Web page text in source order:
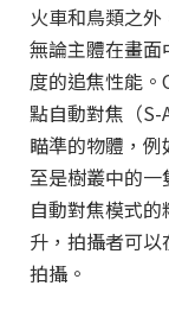
火車和鳥類之外
無論主體在畫
度的追焦性能。
點自動對焦（S-
瞄準的物體，
至是樹叢中的
自動對焦模式
升，拍攝者可
拍攝。